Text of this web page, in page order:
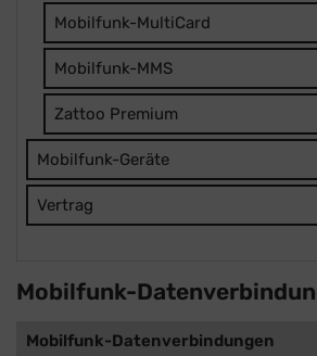
Mobilfunk-MultiCard
Mobilfunk-MMS
Zattoo Premium
Mobilfunk-Geräte
Vertrag
Mobilfunk-
Mobilfunk-Datenverbindungen